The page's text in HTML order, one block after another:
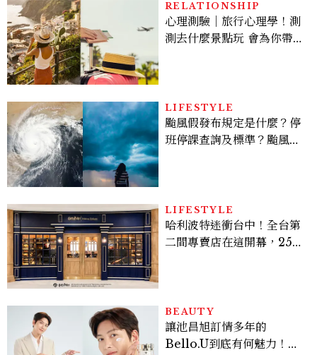
RELATIONSHIP
心理測驗｜旅行心理學！測
測去什麼景點玩 會為你帶來
LIFESTYLE
颱風假發布規定是什麼？停
班停課查詢及標準？颱風假
LIFESTYLE
哈利波特迷衝台中！全台第
二間專賣店在這開幕，25週
BEAUTY
讓池昌旭訂情多年的
Bello.U到底有何魅力！揭